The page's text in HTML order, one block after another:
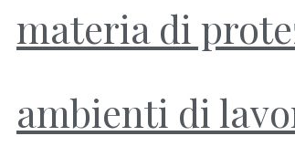
materia di
ambienti di